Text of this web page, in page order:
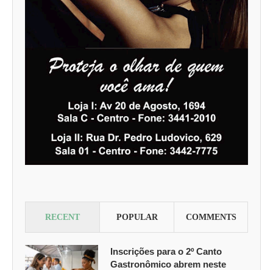
RECENT POPULAR COMMENTS
Inscrições para o 2º Canto
Gastronômico abrem neste